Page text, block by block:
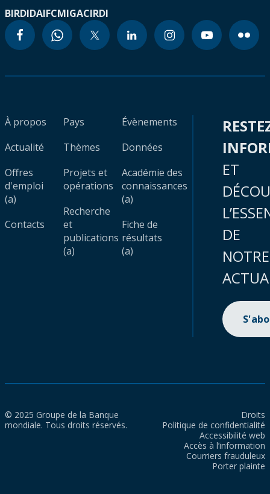
BIRDIDAIFCMIGACIRDI
À propos
Actualité
Offres
d'emploi
(a)
Contacts
Pays
Thèmes
Projets et
opérations
Recherche
et
publications
(a)
Évènements
Données
Académie des
connaissances
(a)
Fiche de
résultats
(a)
ET
DE
NOTRE
© 2025 Groupe de la Banque
mondiale. Tous droits réservés.
Droits
Politique de confidentialité
Accessibilité web
Accès à l’information
Courriers frauduleux
Porter plainte